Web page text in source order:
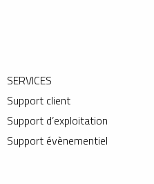
SERVICES
Support client
Support d’exploitation
Support évènementiel